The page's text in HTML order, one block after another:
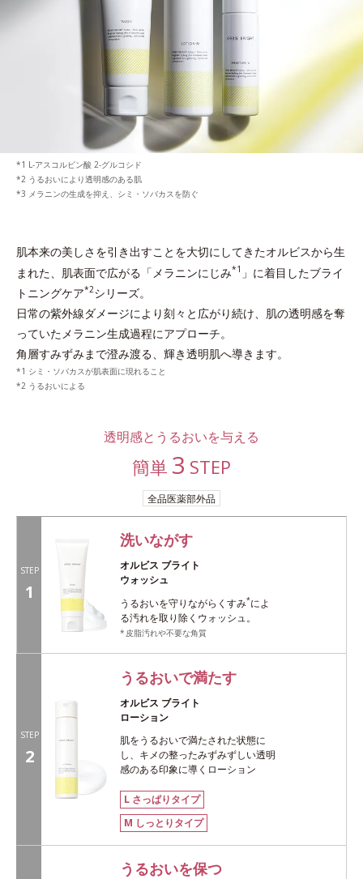
L-アスコルビン酸 2-グルコシド
うるおいにより透明感のある肌
メラニンの生成を抑え、シミ・ソバカスを防ぐ
肌本来の美しさを引き出すことを大切にしてきたオルビスから生
まれた、 肌表面で広がる「メラニンにじみ*1 」に着目したブライ
トニングケア*2シリーズ。
日常の紫外線ダメージにより刻々と広がり続け、肌の透明感を奪
っていたメラニン生成過程にアプローチ。
角層すみずみまで澄み渡る、輝き透明肌へ導きます。
シミ・ソバカスが肌表面に現れること
うるおいによる
透明感とうるおいを与える
簡単 3 STEP
全品医薬部外品
STEP
1
洗いながす
オルビス ブライト
ウォッシュ
うるおいを守りながらくすみ*によ
る汚れを取り除くウォッシュ。
皮脂汚れや不要な角質
STEP
2
うるおいで満たす
オルビス ブライト
ローション
肌をうるおいで満たされた状態に
し、キメの整ったみずみずしい透明
感のある印象に導くローション
L さっぱりタイプ
M しっとりタイプ
うるおいを保つ